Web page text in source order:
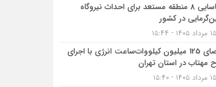
شناسایی 8 منطقه مستعد برای احداث نیروگاه
در کشور
احصای 125 میلیون کیلووات‌ساعت انرژی با اجرای
مهتاب در استان تهران